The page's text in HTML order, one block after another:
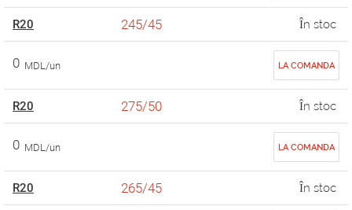
R20 245/45 În stoc
0 MDL/un LA COMANDA
R20 275/50 În stoc
0 MDL/un LA COMANDA
R20 265/45 În stoc